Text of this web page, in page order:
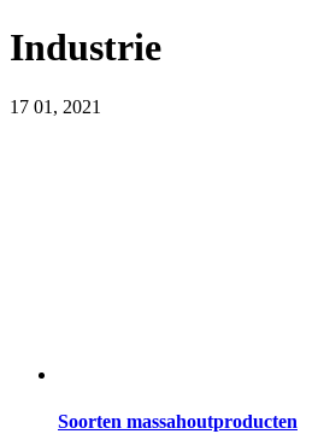
Industrie
17 01, 2021
Soorten massahoutproducten